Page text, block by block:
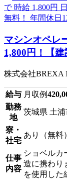
マシンオペレ
1,800円！【
株式会社BREXA
給与 月収例
勤務
地
茨城県 土浦
寮・
社宅
あり（無料）
仕事
内容
ショベルカ
造に携わり
を使用した